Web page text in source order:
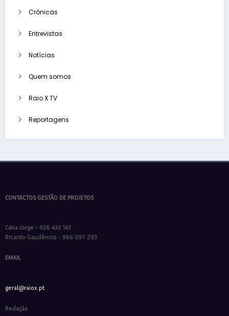
Crónicas
Entrevistas
Notícias
Quem somos
Raio X TV
Reportagens
CONTACTOS GESTÃO DE PROJETOS
Cátia Jorge - 926 432 143
Ricardo Gaudêncio - 966 097 293
EMAIL
geral@raiox.pt
Redação